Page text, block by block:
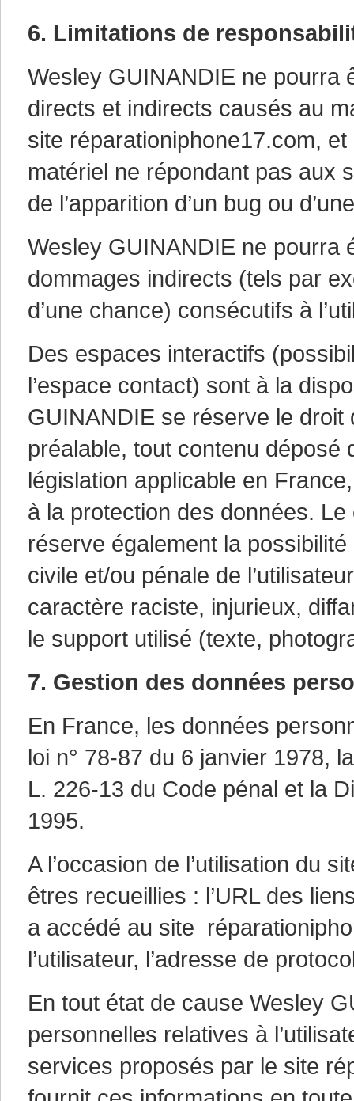
6. Limitations de
Wesley GUINANDIE ne pourra
directs et indirects causés au
site réparationiphone17.com, et
matériel ne répondant pas aux
de l’apparition d’un bug ou
Wesley GUINANDIE ne pourra
dommages indirects (tels par
d’une chance) consécutifs à
Des espaces interactifs
l’espace contact) sont à la
GUINANDIE se réserve le
préalable, tout contenu
législation applicable en
à la protection des données.
réserve également la
civile et/ou pénale de
caractère raciste, injurieux,
le support utilisé (texte,
7. Gestion des données
En France, les données
loi n° 78-87 du 6 janvier 1978,
L. 226-13 du Code pénal et la
1995.
A l’occasion de l’utilisation du
êtres recueillies : l’URL des
a accédé au site
l’utilisateur, l’adresse de
En tout état de cause Wesley
personnelles relatives à
services proposés par le site